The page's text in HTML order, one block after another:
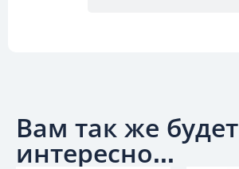
Вам так же будет
интересно...